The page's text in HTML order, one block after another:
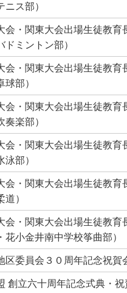
ニス部）
会・関東大会出場生徒教育
ドミントン部）
会・関東大会出場生徒教育
球部）
会・関東大会出場生徒教育
奏楽部）
会・関東大会出場生徒教育
泳部）
会・関東大会出場生徒教育
道）
会・関東大会出場生徒教育
花小金井南中学校筝曲部）
区委員会３０周年記念祝賀
創立六十周年記念式典・祝